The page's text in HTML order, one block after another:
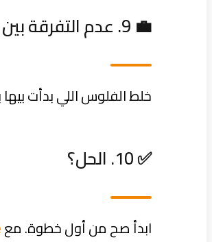
💼 9. عدم التفرقة بين رأس المال والتشغيل
خلط الفلوس اللي بدأت
✅ 10. الحل؟
ابدأ صح من أول خطوة. مع